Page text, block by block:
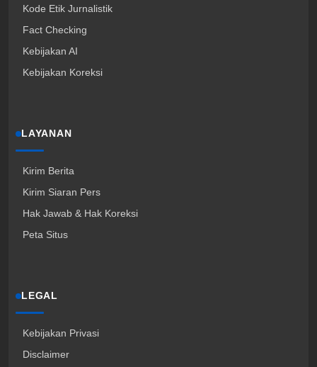
Kode Etik Jurnalistik
Fact Checking
Kebijakan AI
Kebijakan Koreksi
LAYANAN
Kirim Berita
Kirim Siaran Pers
Hak Jawab & Hak Koreksi
Peta Situs
LEGAL
Kebijakan Privasi
Disclaimer